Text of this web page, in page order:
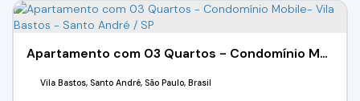
Apartamento com 03 Quartos - Condomínio Mobile- Vila Bastos - Santo André / SP
Vila Bastos, Santo André, São Paulo, Brasil